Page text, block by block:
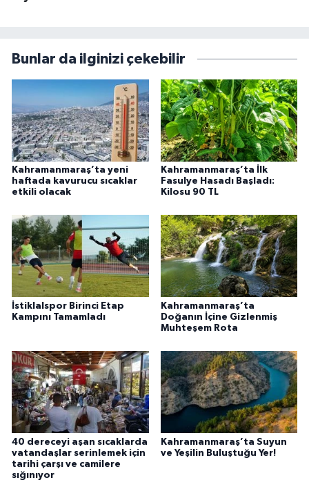
Bunlar da ilginizi çekebilir
Kahramanmaraş’ta yeni
haftada kavurucu sıcaklar
etkili olacak
Kahramanmaraş’ta İlk
Fasulye Hasadı Başladı:
Kilosu 90 TL
İstiklalspor Birinci Etap
Kampını Tamamladı
Kahramanmaraş’ta
Doğanın İçine Gizlenmiş
Muhteşem Rota
40 dereceyi aşan sıcaklarda
vatandaşlar serinlemek için
tarihi çarşı ve camilere
sığınıyor
Kahramanmaraş’ta Suyun
ve Yeşilin Buluştuğu Yer!